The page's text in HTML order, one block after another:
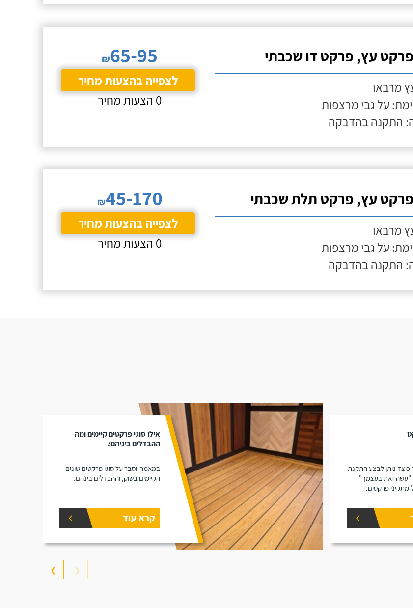
עץ, פרקט דו שכבתי
מרבאו
על גבי מרצפות
התקנה בהדבקה
₪65-95
לצפייה בהצעות מחיר
0 הצעות מחיר
עץ, פרקט תלת שכבתי
מרבאו
על גבי מרצפות
התקנה בהדבקה
₪45-170
לצפייה בהצעות מחיר
0 הצעות מחיר
כיצד ניתן לבצע התקנת
"עשה זאת בעצמך"
מתקיני פרקטים.
אילו סוגי פרקטים קיימים ומה
ההבדלים ביניהם?
במאמר יוסבר על סוגי פרקטים שונים
הקיימים בשוק, וההבדלים בינהם.
קרא עוד
❮
❯